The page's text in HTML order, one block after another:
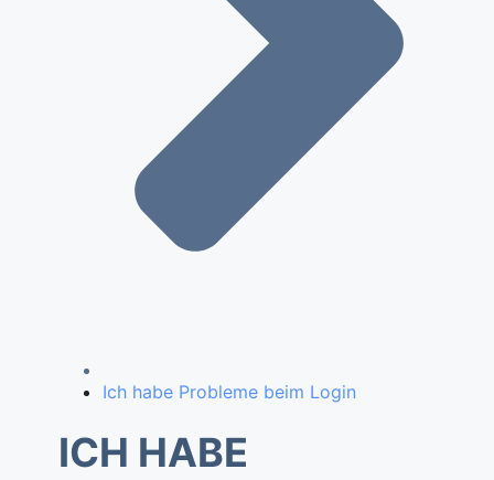
Ich habe Probleme beim Login
ICH HABE